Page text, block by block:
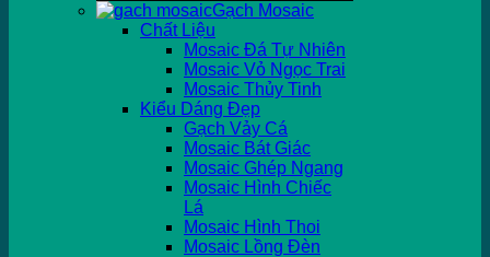
Gạch Mosaic
Chất Liệu
Mosaic Đá Tự Nhiên
Mosaic Vỏ Ngọc Trai
Mosaic Thủy Tinh
Kiểu Dáng Đẹp
Gạch Vảy Cá
Mosaic Bát Giác
Mosaic Ghép Ngang
Mosaic Hình Chiếc
Lá
Mosaic Hình Thoi
Mosaic Lồng Đèn